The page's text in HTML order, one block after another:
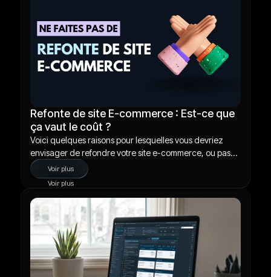
Refonte de site E-commerce : Est-ce que
ça vaut le coût ?
Voici quelques raisons pour lesquelles vous devriez
envisager de refondre votre site e-commerce, ou pas...
Voir plus
Voir plus